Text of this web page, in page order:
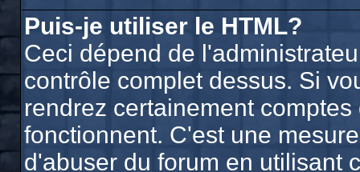
Puis-je utiliser le HTML?
Ceci dépend de
contrôle complet dessus. Si
rendrez certainement
fonctionnent. C'est une
d'abuser du forum en utilisant